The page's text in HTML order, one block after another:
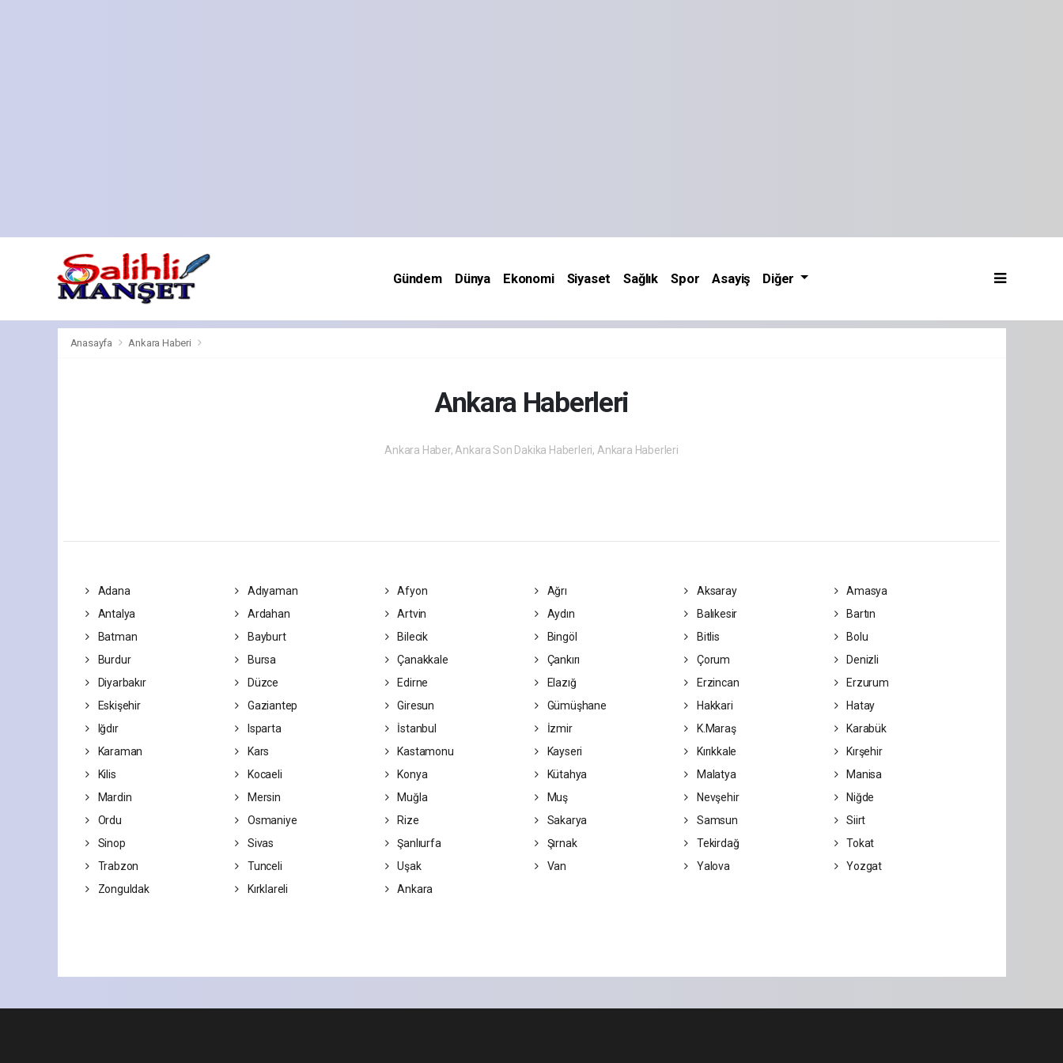
Gündem Dünya Ekonomi Siyaset Sağlık Spor Asayiş Diğer
Anasayfa Ankara Haberi
Ankara Haberleri
Ankara Haber, Ankara Son Dakika Haberleri, Ankara Haberleri
Adana Adıyaman Afyon Ağrı Aksaray
Amasya
Antalya
Ardahan Artvin Aydın Balıkesir
Bartın
Batman
Bayburt Bilecik Bingöl Bitlis
Bolu
Burdur
Bursa Çanakkale Çankırı Çorum
Denizli
Diyarbakır
Düzce Edirne Elazığ Erzincan
Erzurum
Eskişehir
Gaziantep Giresun Gümüşhane Hakkari
Hatay
Iğdır
Isparta İstanbul İzmir K.Maraş
Karabük
Karaman
Kars Kastamonu Kayseri Kırıkkale
Kırşehir
Kilis
Kocaeli Konya Kütahya Malatya
Manisa
Mardin
Mersin Muğla Muş Nevşehir
Niğde
Ordu
Osmaniye Rize Sakarya Samsun
Siirt
Sinop
Sivas Şanlıurfa Şırnak Tekirdağ
Tokat
Trabzon
Tunceli Uşak Van Yalova
Yozgat
Zonguldak
Kırklareli Ankara